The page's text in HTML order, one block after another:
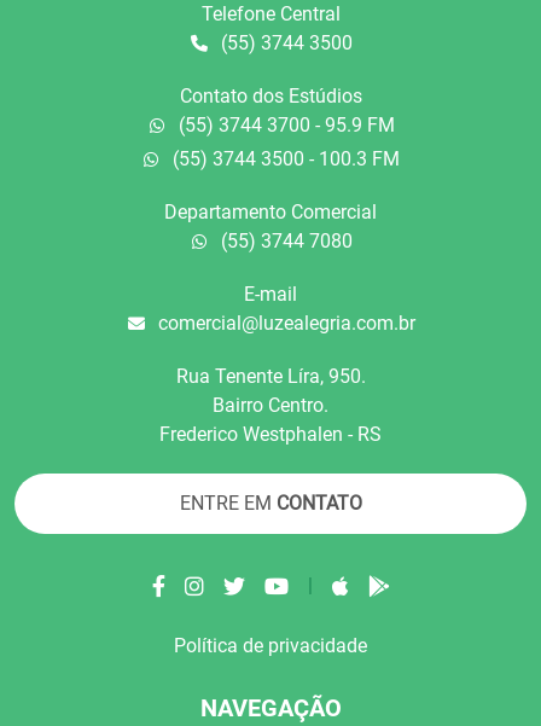
Telefone Central
(55) 3744 3500
Contato dos Estúdios
(55) 3744 3700 - 95.9 FM
(55) 3744 3500 - 100.3 FM
Departamento Comercial
(55) 3744 7080
E-mail
comercial@luzealegria.com.br
Rua Tenente Líra, 950.
Bairro Centro.
Frederico Westphalen - RS
ENTRE EM CONTATO
Política de privacidade
NAVEGAÇÃO